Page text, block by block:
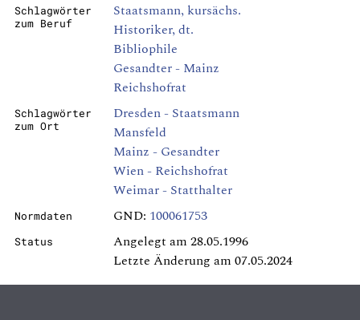
Schlagwörter
zum Beruf
Staatsmann, kursächs.
Historiker, dt.
Bibliophile
Gesandter - Mainz
Reichshofrat
Schlagwörter
zum Ort
Dresden - Staatsmann
Mansfeld
Mainz - Gesandter
Wien - Reichshofrat
Weimar - Statthalter
Normdaten GND: 100061753
Status
Angelegt am 28.05.1996
Letzte Änderung am 07.05.2024